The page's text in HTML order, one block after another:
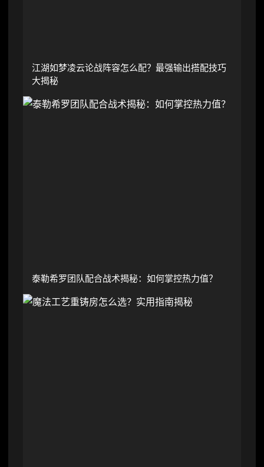
江湖如梦凌云论战阵容怎么配？最强输出搭配技巧
大揭秘
泰勒希罗团队配合战术揭秘：如何掌控热力值？